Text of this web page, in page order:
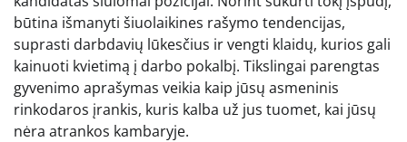
būtina išmanyti šiuolaikines rašymo tendencijas,
suprasti darbdavių lūkesčius ir vengti klaidų, kurios gali
kainuoti kvietimą į darbo pokalbį. Tikslingai parengtas
gyvenimo aprašymas veikia kaip jūsų asmeninis
rinkodaros įrankis, kuris kalba už jus tuomet, kai jūsų
nėra atrankos kambaryje.